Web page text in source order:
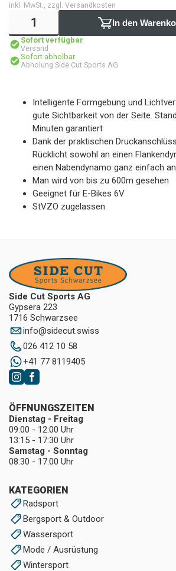
inkl. MwSt., zzgl. Versandkosten
In den
Sofort verfügbar
Versand
Sofort abholbar
Abholung Side Cut Sports AG
Intelligente Formgebung und
gute Sichtbarkeit von der Seite.
Minuten garantiert
Dank der praktischen
Rücklicht sowohl an einen
einen Nabendynamo ganz einfach
Man wird von bis zu 600m gesehen
Geeignet für E-Bikes 6V
StVZO zugelassen
Side Cut Sports AG
Gypsera 223
1716 Schwarzsee
info@sidecut.swiss
026 412 10 58
+41 77 8119405
KATEGORIEN
Radsport
Bergsport & Outdoor
Wassersport
Mode / Ausrüstung
Wintersport
ÖFFNUNGSZEITEN
Dienstag - Freitag
09:00 - 12:00 Uhr
13:15 - 17:30 Uhr
Samstag - Sonntag
08:30 - 17:00 Uhr